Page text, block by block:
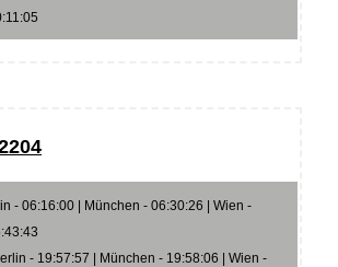
- 06:16:00 | München - 06:30:26 | Wien -
- 19:57:57 | München - 19:58:06 | Wien -